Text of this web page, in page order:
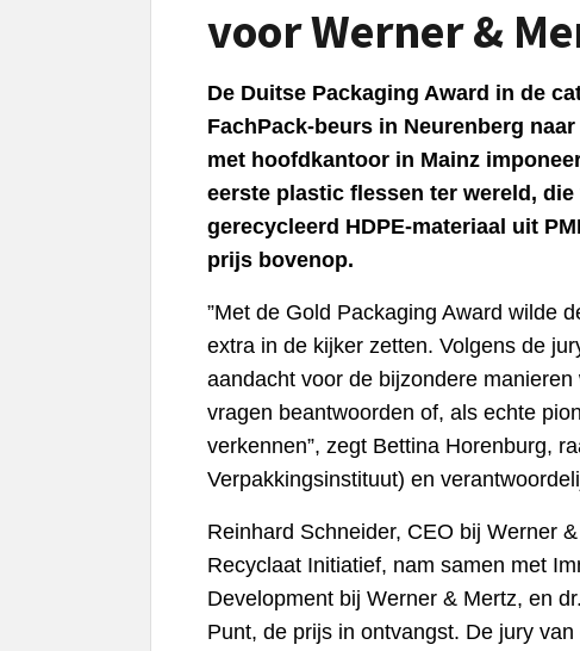
voor Werner &
De Duitse Packaging Award in de
FachPack-beurs in Neurenberg
met hoofdkantoor in Mainz
eerste plastic flessen ter wereld,
gerecycleerd HDPE-materiaal uit
prijs bovenop.
”Met de Gold Packaging Award wilde
extra in de kijker zetten. Volgens de
aandacht voor de bijzondere
vragen beantwoorden of, als echte
verkennen”, zegt Bettina Horenburg,
Verpakkingsinstituut) en
Reinhard Schneider, CEO bij Werner
Recyclaat Initiatief, nam samen met
Development bij Werner & Mertz, en
Punt, de prijs in ontvangst. De jury